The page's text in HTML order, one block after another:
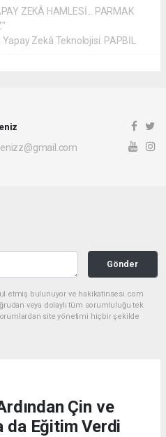
ZEKÂ HAMLESİ... PARMAK
Zekâ Teknolojisi: PAPBİL
Gönder
etmiş bulunuyor ve hakikatinsesi.com
veya dolaylı tüm sorumluluğu tek
site yönetimi hiçbir şekilde
Çin ve
da Eğitim Verdi